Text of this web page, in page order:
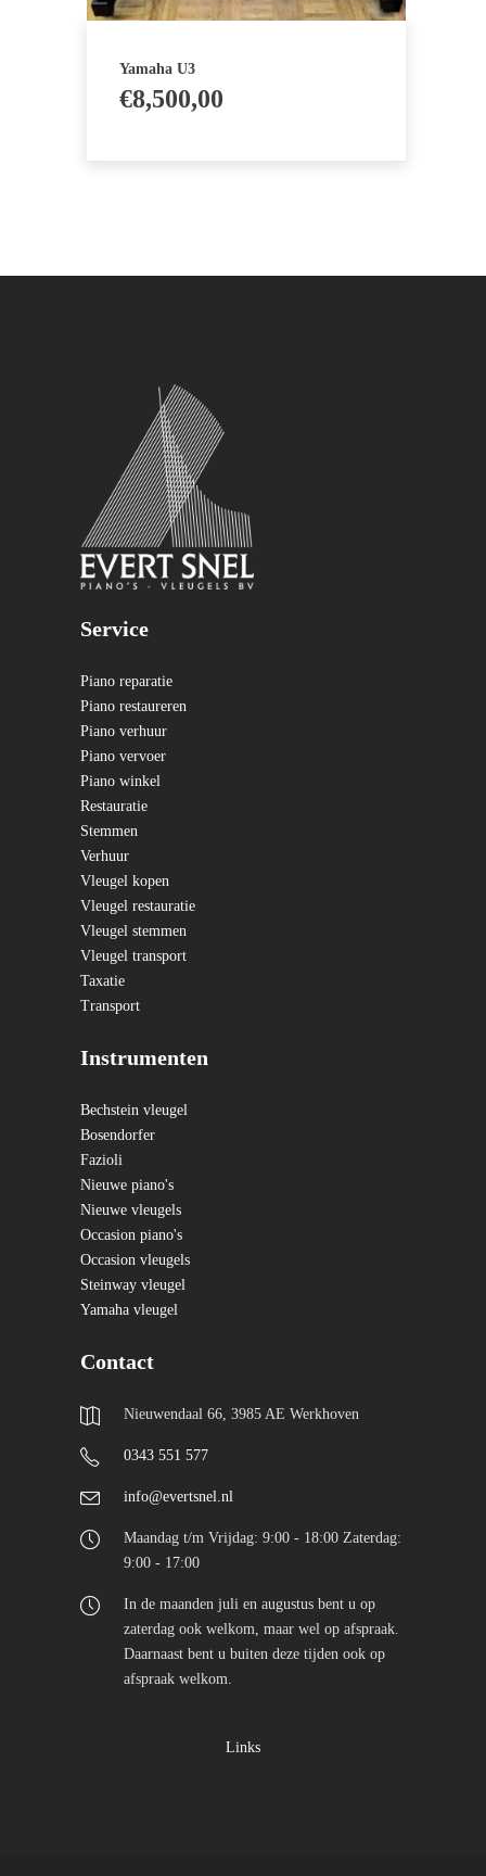
Yamaha U3
€8,500,00
Service
Piano reparatie
Piano restaureren
Piano verhuur
Piano vervoer
Piano winkel
Restauratie
Stemmen
Verhuur
Vleugel kopen
Vleugel restauratie
Vleugel stemmen
Vleugel transport
Taxatie
Transport
Instrumenten
Bechstein vleugel
Bosendorfer
Fazioli
Nieuwe piano's
Nieuwe vleugels
Occasion piano's
Occasion vleugels
Steinway vleugel
Yamaha vleugel
Contact
Nieuwendaal 66, 3985 AE Werkhoven
0343 551 577
info@evertsnel.nl
Maandag t/m Vrijdag: 9:00 - 18:00 Zaterdag:
9:00 - 17:00
In de maanden juli en augustus bent u op
zaterdag ook welkom, maar wel op afspraak.
Daarnaast bent u buiten deze tijden ook op
afspraak welkom.
Links